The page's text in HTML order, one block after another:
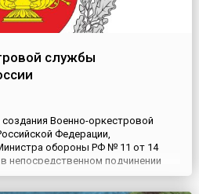
службы
Военно-оркестровой
Федерации,
обороны РФ № 11 от 14
непосредственном подчинении
оркестровая служба (ВОС)